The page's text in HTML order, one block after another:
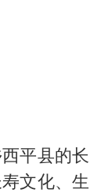
平县的长
文化、生